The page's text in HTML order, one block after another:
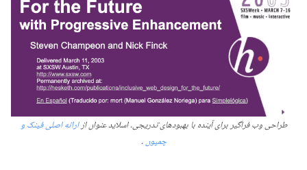
طراحی وب فراگیر برای آینده با بهبودهای تدریجی. اسلاید عنوان ازارائه اصلی فینک و
چمپون.